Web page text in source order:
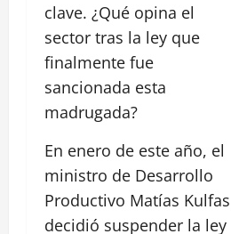
clave. ¿Qué opina el
sector tras la ley que
finalmente fue
sancionada esta
madrugada?
En enero de este año, el
ministro de Desarrollo
Productivo Matías Kulfas
decidió suspender la ley